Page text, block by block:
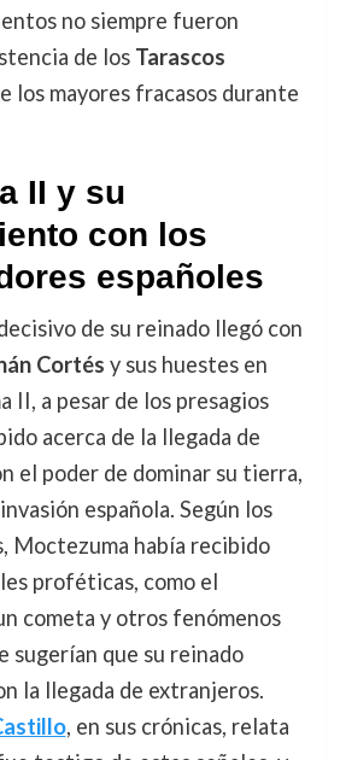
no siempre fueron
de los Tarascos
los mayores fracasos durante
II y su
con los
españoles
de su reinado llegó con
Cortés y sus huestes en
II, a pesar de los presagios
acerca de la llegada de
el poder de dominar su tierra,
española. Según los
Moctezuma había recibido
proféticas, como el
cometa y otros fenómenos
sugerían que su reinado
la llegada de extranjeros.
, en sus crónicas, relata